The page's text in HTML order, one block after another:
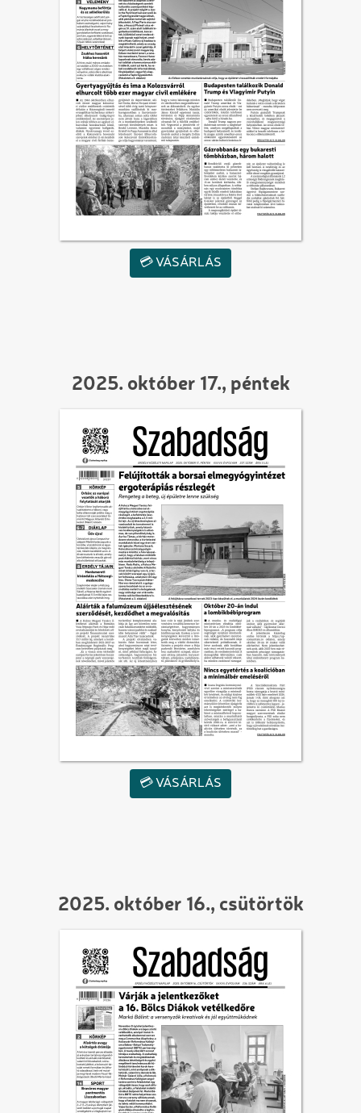
💳 VÁSÁRLÁS
2025. október 17., péntek
💳 VÁSÁRLÁS
2025. október 16., csütörtök